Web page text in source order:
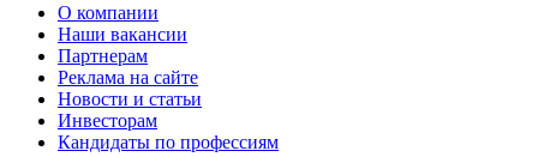
О компании
Наши вакансии
Партнерам
Реклама на сайте
Новости и статьи
Инвесторам
Кандидаты по профессиям